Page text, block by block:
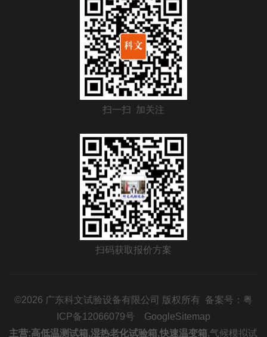
扫一扫 加关注
扫码获取报价方案
©2026 广东科文试验设备有限公司 版权所有 备案号： 粤
ICP备12066079号
GoogleSitemap
主营:高低温测试箱,湿热老化试验箱,快速温变箱,气候模拟试